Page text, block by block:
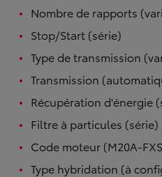
Nombre de rapports
Stop/Start (série)
Type de transmission
Transmission
Récupération d'énergie
Filtre à particules (série)
Code moteur (M20A-
Type hybridation (à